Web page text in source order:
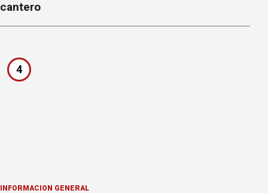
cantero
4
INFORMACION GENERAL